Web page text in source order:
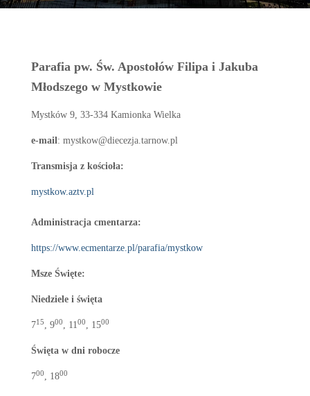
Parafia pw. Św. Apostołów Filipa i Jakuba
Młodszego w Mystkowie
Mystków 9, 33-334 Kamionka Wielka
e-mail: mystkow@diecezja.tarnow.pl
Transmisja z kościoła:
mystkow.aztv.pl
Administracja cmentarza:
https://www.ecmentarze.pl/parafia/mystkow
Msze Święte:
Niedziele i święta
715, 900, 1100, 1500
Święta w dni robocze
700, 1800